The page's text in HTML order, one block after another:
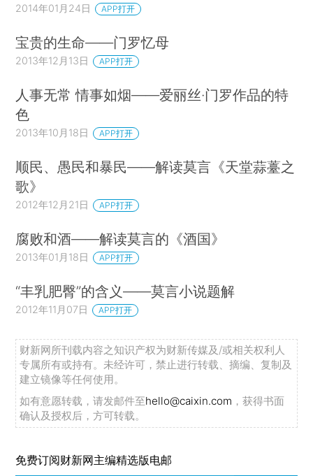
2014年01月24日 APP打开
宝贵的生命——门罗忆母
2013年12月13日 APP打开
人事无常 情事如烟——爱丽丝·门罗作品的特
色
2013年10月18日 APP打开
顺民、愚民和暴民——解读莫言《天堂蒜薹之
歌》
2012年12月21日 APP打开
腐败和酒——解读莫言的《酒国》
2013年01月18日 APP打开
“丰乳肥臀”的含义——莫言小说题解
2012年11月07日 APP打开
财新网所刊载内容之知识产权为财新传媒及/或相关权利人
专属所有或持有。未经许可，禁止进行转载、摘编、复制及
建立镜像等任何使用。
如有意愿转载，请发邮件至hello@caixin.com ，获得书面
确认及授权后，方可转载。
免费订阅财新网主编精选版电邮